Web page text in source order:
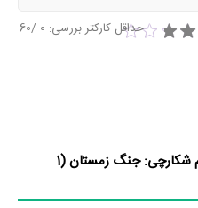
حداقل کارکتر بررسی: 0
/60
شکارچی: جنگ زمستان (1